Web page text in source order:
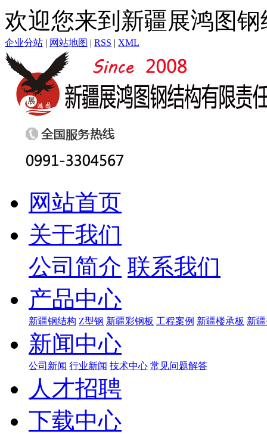
欢迎您来到新疆展鸿图
企业分站 | 网站地图 | RSS | XML
网站首页
关于我们
公司简介 联系我们
产品中心
新疆钢结构 Z型钢 新疆彩钢板 工程案例 新疆楼承板 新
新闻中心
公司新闻 行业新闻 技术中心 常见问题解答
人才招聘
下载中心